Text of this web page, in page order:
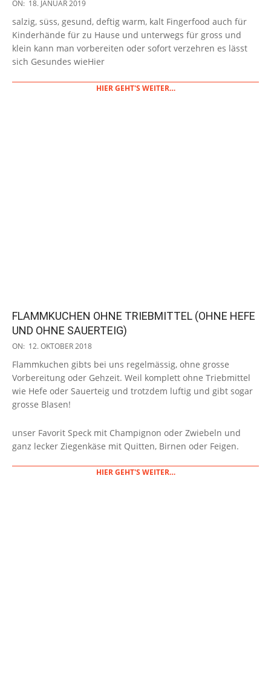
18
ON: 18. JANUAR 2019
salzig, süss, gesund, deftig warm, kalt Fingerfood auch für
Kinderhände für zu Hause und unterwegs für gross und
klein kann man vorbereiten oder sofort verzehren es lässt
sich Gesundes wieHier
HIER GEHT'S WEITER…
FLAMMKUCHEN OHNE TRIEBMITTEL (OHNE HEFE
UND OHNE SAUERTEIG)
2018-
12
ON: 12. OKTOBER 2018
Flammkuchen gibts bei uns regelmässig, ohne grosse
Vorbereitung oder Gehzeit. Weil komplett ohne Triebmittel
wie Hefe oder Sauerteig und trotzdem luftig und gibt sogar
grosse Blasen!
unser Favorit Speck mit Champignon oder Zwiebeln und
ganz lecker Ziegenkäse mit Quitten, Birnen oder Feigen.
HIER GEHT'S WEITER…